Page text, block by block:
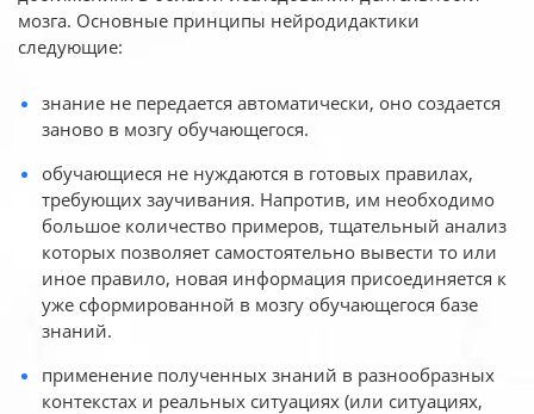
мозга. Основные принципы нейродидактики
следующие:
знание не передается автоматически, оно создается
заново в мозгу обучающегося.
обучающиеся не нуждаются в готовых правилах,
требующих заучивания. Напротив, им необходимо
большое количество примеров, тщательный анализ
которых позволяет самостоятельно вывести то или
иное правило, новая информация присоединяется к
уже сформированной в мозгу обучающегося базе
знаний.
применение полученных знаний в разнообразных
контекстах и реальных ситуациях (или ситуациях,